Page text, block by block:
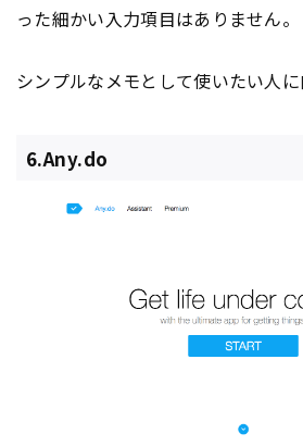
った細かい入力項目はありません。
シンプルなメモとして使いたい人に
6.Any.do